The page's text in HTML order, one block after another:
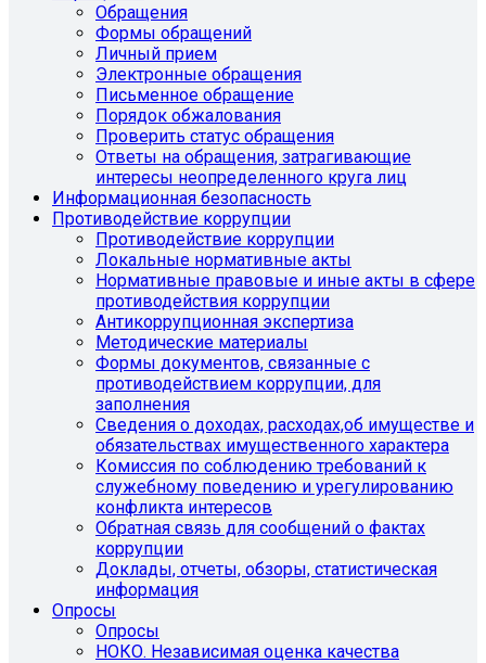
Обращения
Формы обращений
Личный прием
Электронные обращения
Письменное обращение
Порядок обжалования
Проверить статус обращения
Ответы на обращения, затрагивающие
интересы неопределенного круга лиц
Информационная безопасность
Противодействие коррупции
Противодействие коррупции
Локальные нормативные акты
Нормативные правовые и иные акты в сфере
противодействия коррупции
Антикоррупционная экспертиза
Методические материалы
Формы документов, связанные с
противодействием коррупции, для
заполнения
Сведения о доходах, расходах,об имуществе и
обязательствах имущественного характера
Комиссия по соблюдению требований к
служебному поведению и урегулированию
конфликта интересов
Обратная связь для сообщений о фактах
коррупции
Доклады, отчеты, обзоры, статистическая
информация
Опросы
Опросы
НОКО. Независимая оценка качества